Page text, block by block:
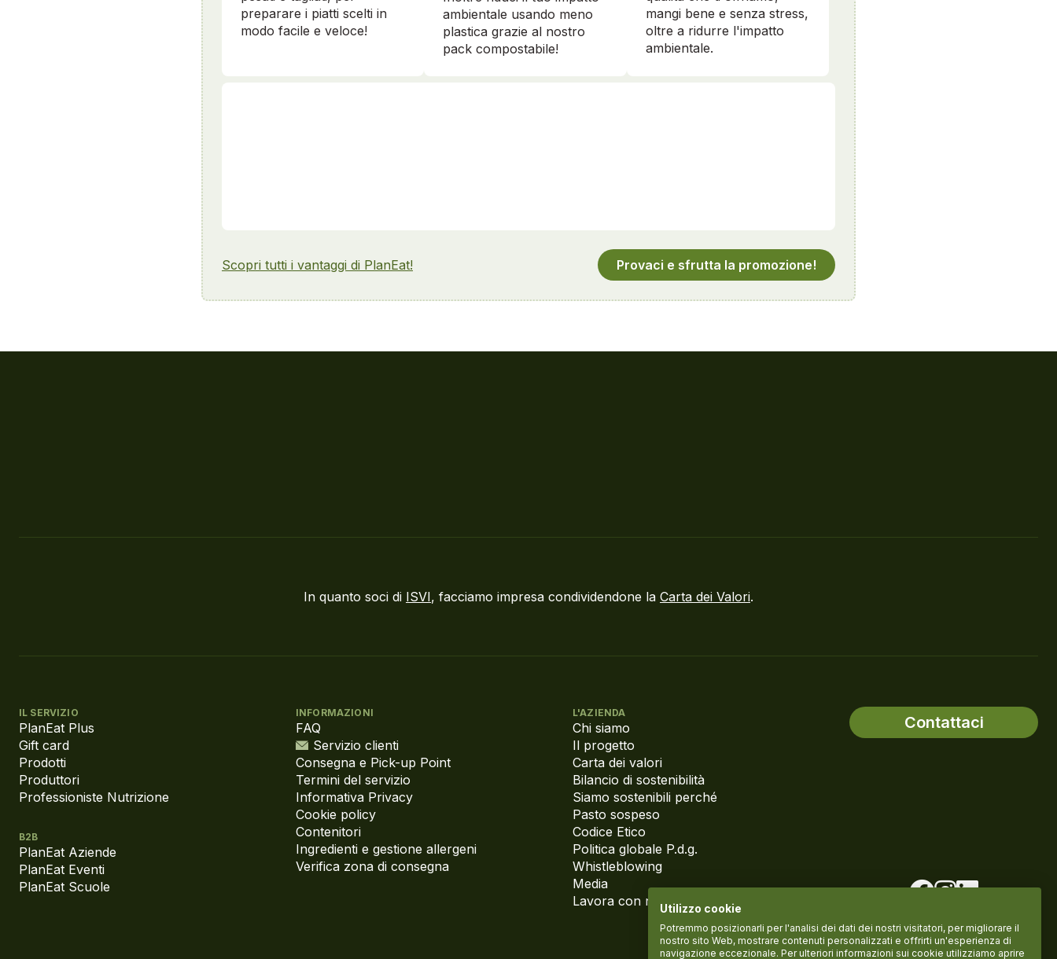
preparare i piatti scelti in
modo facile e veloce!
ambientale usando meno
plastica grazie al nostro
pack compostabile!
mangi bene e senza stress,
oltre a ridurre l'impatto
ambientale.
Scopri tutti i vantaggi di PlanEat! Provaci e sfrutta la promozione!
In quanto soci di ISVI, facciamo impresa condividendone la Carta dei Valori.
IL SERVIZIO
PlanEat Plus
Gift card
Prodotti
Produttori
Professioniste Nutrizione
B2B
PlanEat Aziende
PlanEat Eventi
PlanEat Scuole
INFORMAZIONI
FAQ
Servizio clienti
Consegna e Pick-up Point
Termini del servizio
Informativa Privacy
Cookie policy
Contenitori
Ingredienti e gestione allergeni
Verifica zona di consegna
L'AZIENDA
Chi siamo
Il progetto
Carta dei valori
Bilancio di sostenibilità
Siamo sostenibili perché
Pasto sospeso
Codice Etico
Politica globale P.d.g.
Whistleblowing
Media
Lavora con noi
Contattaci
Utilizzo cookie
Potremmo posizionarli per l'analisi dei dati dei nostri visitatori, per migliorare il
nostro sito Web, mostrare contenuti personalizzati e offrirti un'esperienza di
navigazione eccezionale. Per ulteriori informazioni sui cookie utilizziamo aprire